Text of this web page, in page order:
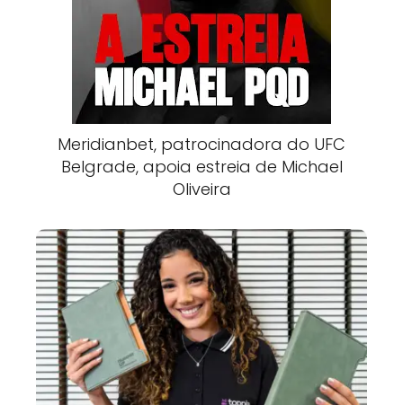
Meridianbet, patrocinadora do UFC
Belgrade, apoia estreia de Michael
Oliveira